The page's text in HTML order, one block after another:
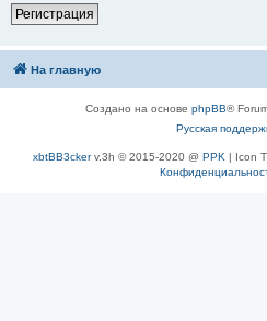
Регистрация
На главную
Создано на основе phpBB®
Русская
xbtBB3ckerv.3h © 2015-2020 @ PPK | Icon